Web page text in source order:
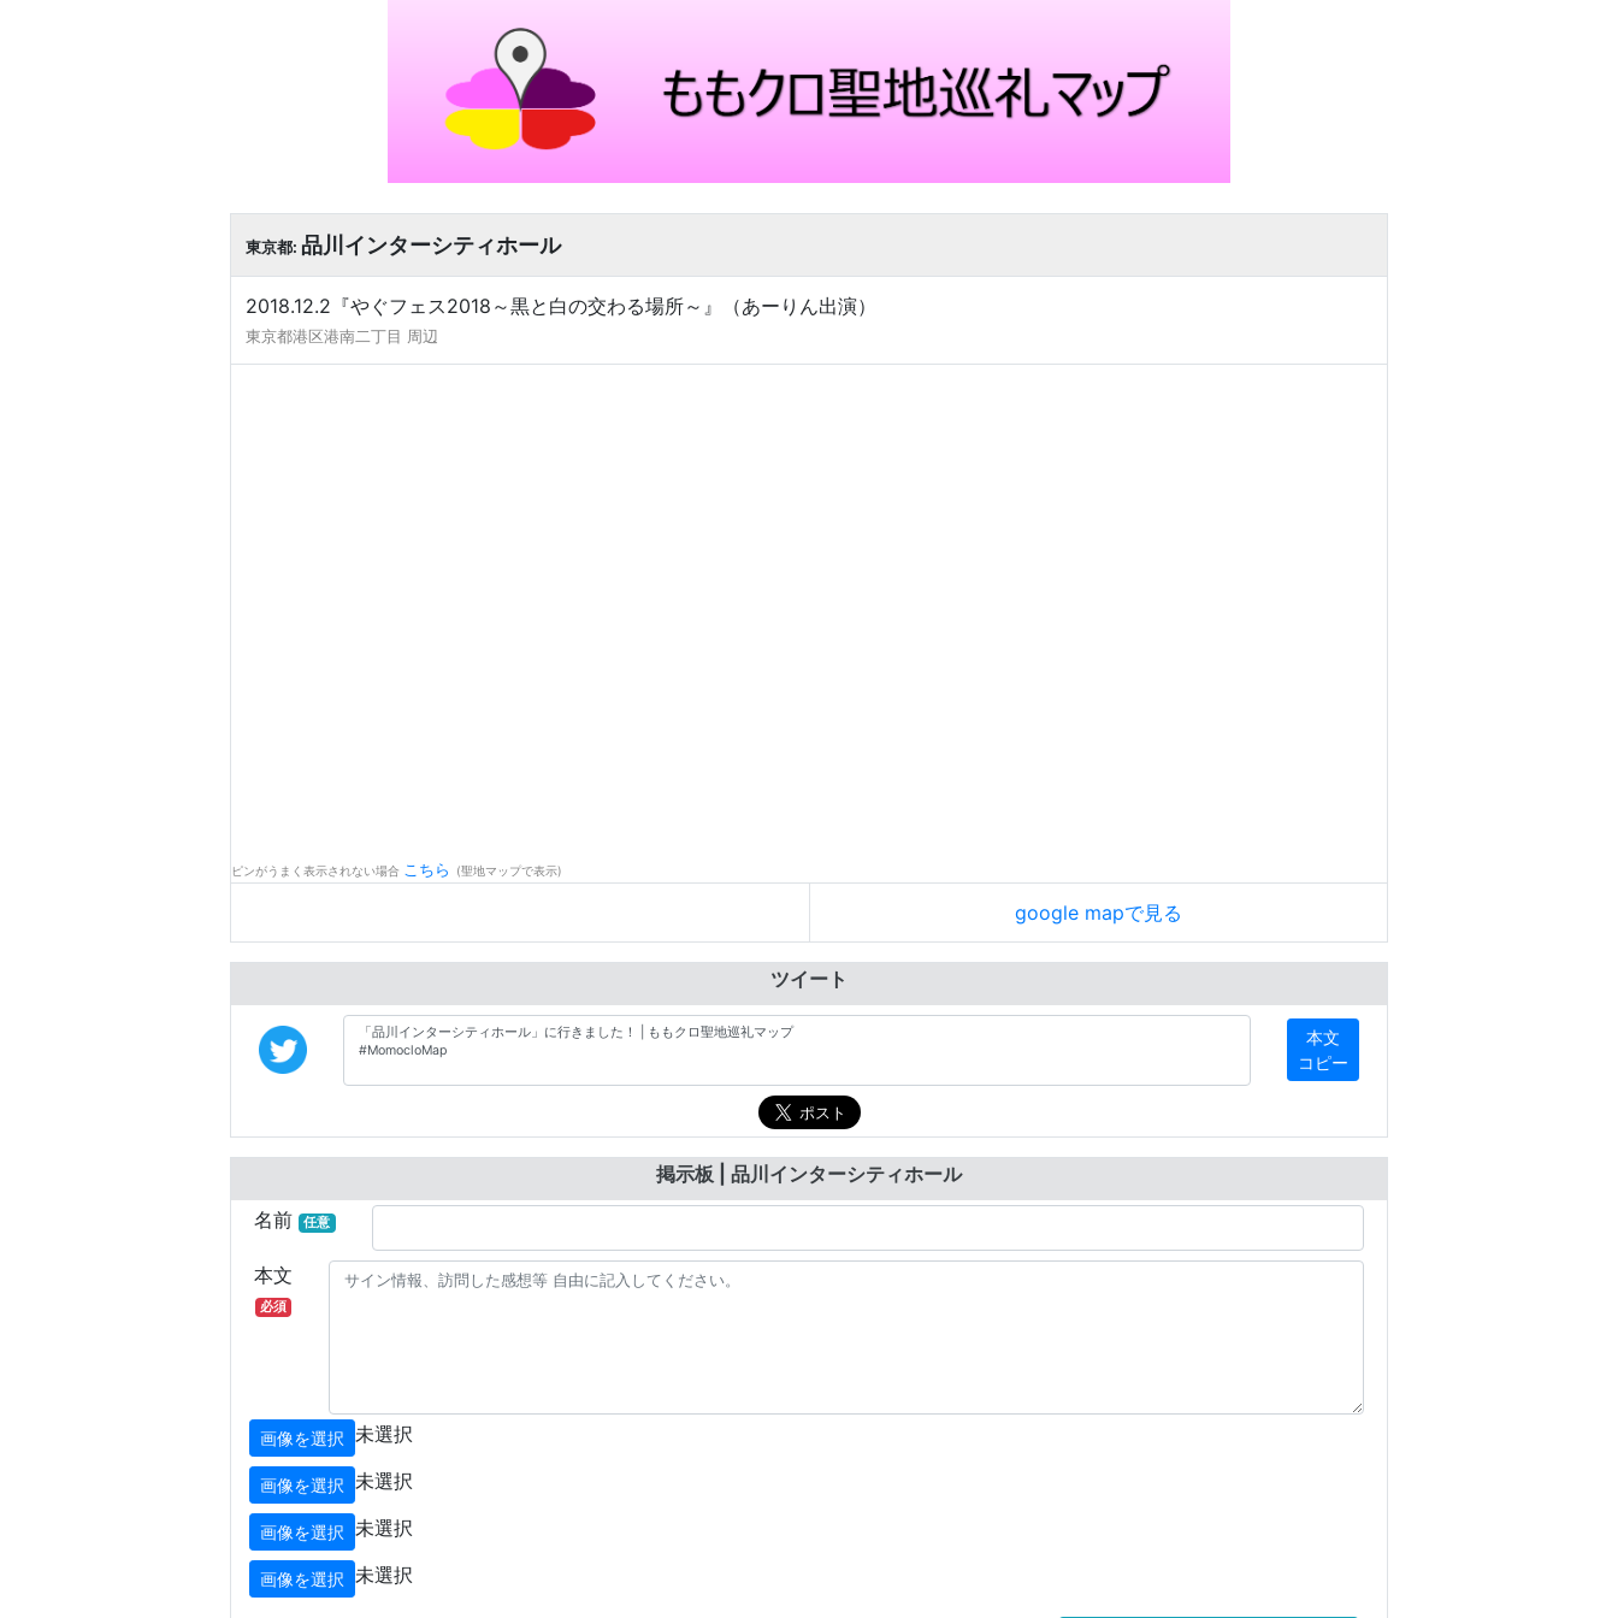
東京都: 品川インターシティホール
2018.12.2『やぐフェス2018～黒と白の交わる場所～』（あーりん出演）
東京都港区港南二丁目 周辺
ピンがうまく表示されない場合 こちら (聖地マップで表示)
google mapで見る
ツイート
本文
コピー
掲示板 | 品川インターシティホール
名前
任意
本文
必須
画像を選択 未選択
画像を選択 未選択
画像を選択 未選択
画像を選択 未選択